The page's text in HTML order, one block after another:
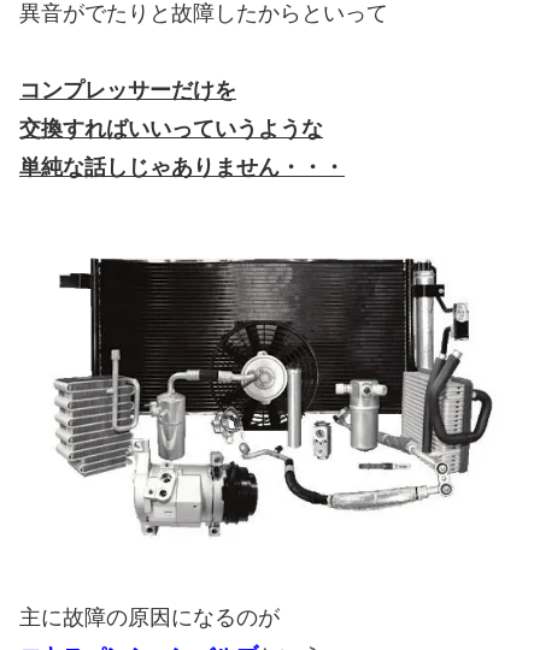
異音がでたりと故障したからといって
コンプレッサーだけを
交換すればいいっていうような
単純な話しじゃありません・・・
主に故障の原因になるのが